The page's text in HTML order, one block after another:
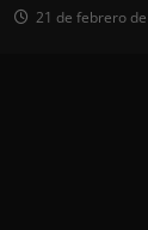
21 de febrero